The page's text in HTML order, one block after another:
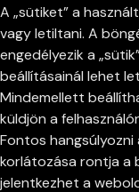
A „sütiket” a
vagy letiltani. A
engedélyezik a
beállításainál lehet
Mindemellett
küldjön a
Fontos
korlátozása rontja a
jelentkezhet a